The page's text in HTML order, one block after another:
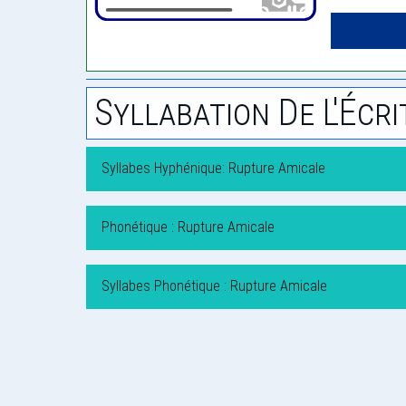
Syllabation De
Syllabes Hyphénique: Rupture Amicale
Phonétique : Rupture Amicale
Syllabes Phonétique : Rupture Amicale